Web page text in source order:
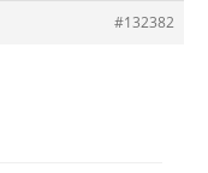
#132382